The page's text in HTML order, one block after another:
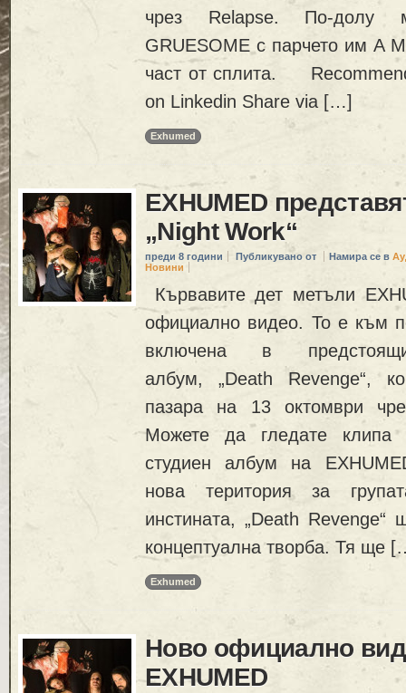
чрез Relapse. По-долу
GRUESOME с парчето им A
част от сплита.
on Linkedin Share via […]
Exhumed
EXHUMED
„Night Work“
преди 8 години Публикувано от Намира се в
Новини
Кървавите дет метъли
официално видео. То е към
включена в
албум, „Death Revenge“,
пазара на 13 октомври
Можете да гледате
студиен албум на
нова територия за
инстината, „Death
концептуална творба. Тя ще
Exhumed
Ново официално
EXHUMED